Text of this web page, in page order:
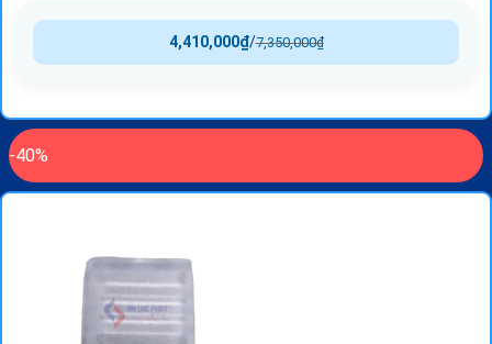
7,350,000₫
/
4,410,000₫
-40%